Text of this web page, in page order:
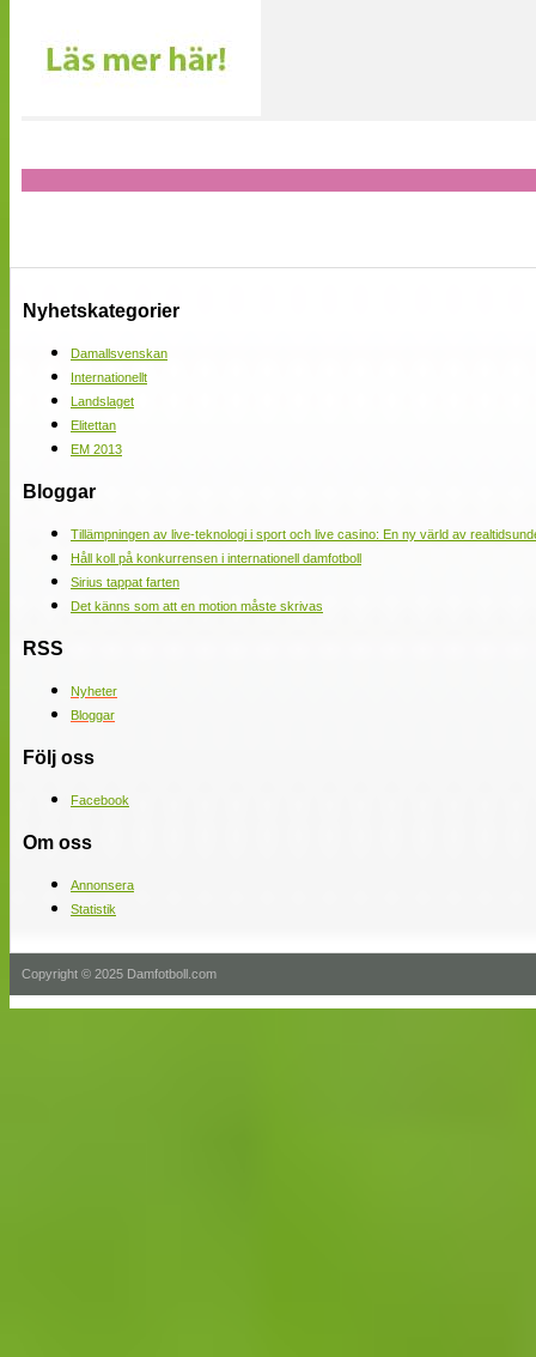
Nyhetskategorier
Damallsvenskan
Internationellt
Landslaget
Elitettan
EM 2013
Bloggar
Tillämpningen av live-teknologi i sport och live casino: En ny värld av
Håll koll på konkurrensen i internationell damfotboll
Sirius tappat farten
Det känns som att en motion måste skrivas
RSS
Nyheter
Bloggar
Följ oss
Facebook
Om oss
Annonsera
Statistik
Copyright © 2025 Damfotboll.com